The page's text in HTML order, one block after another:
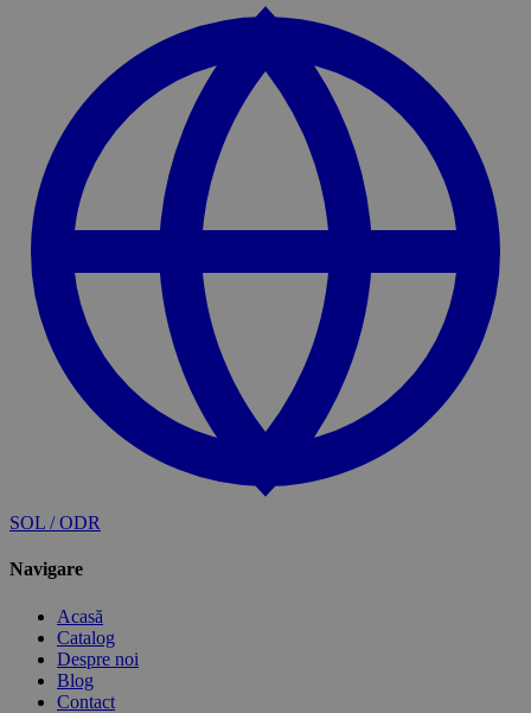
SOL / ODR
Navigare
Acasă
Catalog
Despre noi
Blog
Contact